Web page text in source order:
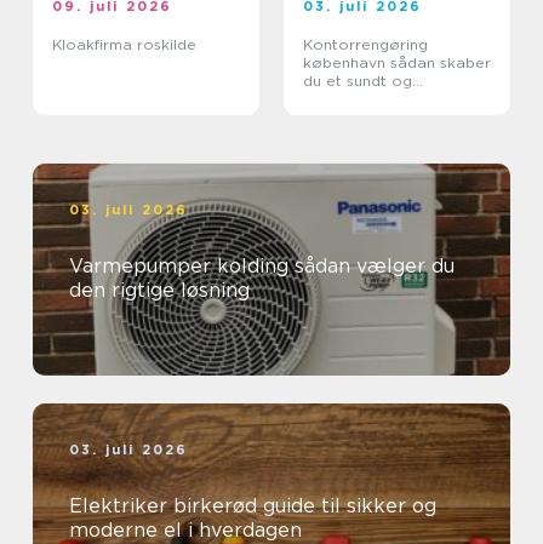
09. juli 2026
Kloakfirma roskilde
03. juli 2026
Kontorrengøring
københavn sådan skaber
du et sundt og
03. juli 2026
Varmepumper kolding sådan vælger du
den rigtige løsning
03. juli 2026
Elektriker birkerød guide til sikker og
moderne el i hverdagen